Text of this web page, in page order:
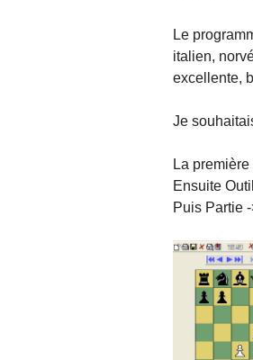
Le
italien,
excellente,
Je
La
Ensuite
Puis Partie